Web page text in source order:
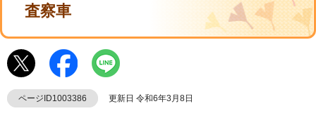
査察車
ページID1003386 更新日 令和6年3月8日